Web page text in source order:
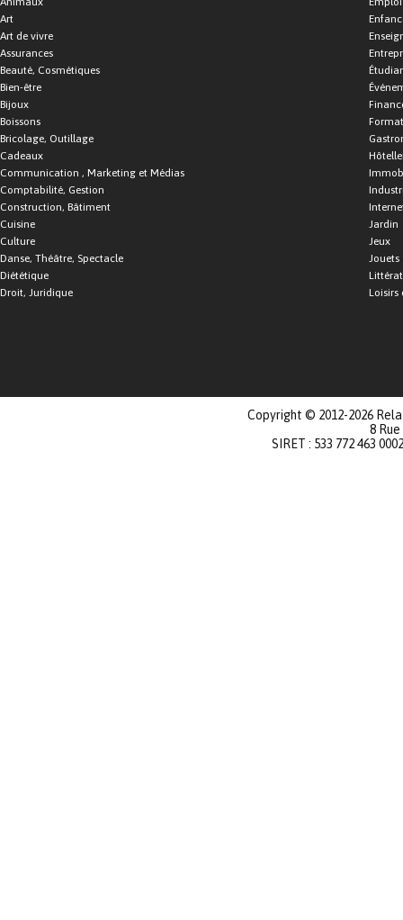
Art
Art de vivre
Assurances
Beauté, Cosmétiques
Bien-être
Bijoux
Boissons
Bricolage, Outillage
Cadeaux
Communication , Marketing et Médias
Comptabilité, Gestion
Construction, Bâtiment
Cuisine
Culture
Danse, Théâtre, Spectacle
Diététique
Droit, Juridique
Jardin
Jeux
Jouets
Loisirs
Copyright © 2012-2026
8
SIRET : 533 772 463